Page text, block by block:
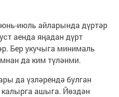
июль айларында дүртәр
аенда яңадан дүрт
Бер укучыга минималь
да ким түләнми.
да үзләрендә булган
ашыга. Йөздән